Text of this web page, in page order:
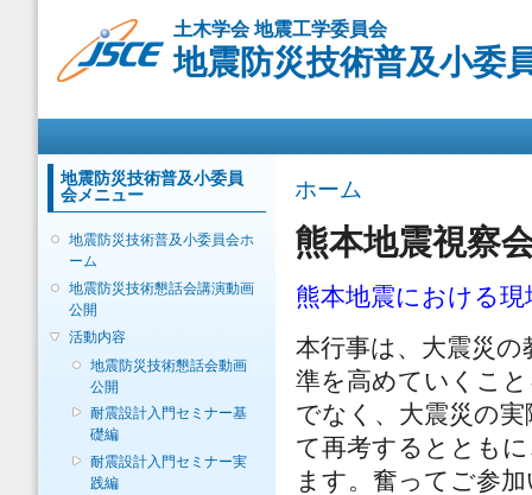
ン
動
土木学会 地震工学委員会
地震防災技術普及小委
地震防災技術普及小委員
会メニュー
地震防災技術普及小委員会ホ
ーム
地震防災技術懇話会講演動画
公開
活動内容
地震防災技術懇話会動画
公開
耐震設計入門セミナー基
礎編
耐震設計入門セミナー実
践編
現在地
ホーム
熊本地震視察
熊本地震における現
本行事は、大震災
準を高めていくこ
でなく、大震災の
て再考するととも
ます。奮ってご参